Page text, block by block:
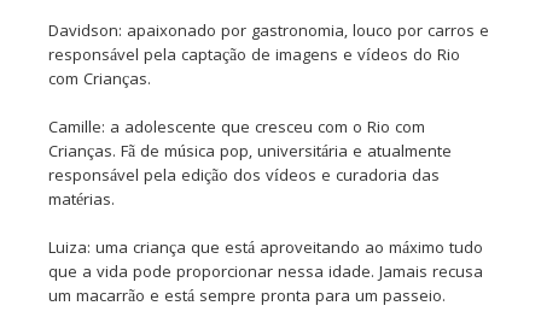
Davidson: apaixonado por gastronomia, louco por carros e
responsável pela captação de imagens e vídeos do Rio
com Crianças.
Camille: a adolescente que cresceu com o Rio com
Crianças. Fã de música pop, universitária e atualmente
responsável pela edição dos vídeos e curadoria das
matérias.
Luiza: uma criança que está aproveitando ao máximo tudo
que a vida pode proporcionar nessa idade. Jamais recusa
um macarrão e está sempre pronta para um passeio.